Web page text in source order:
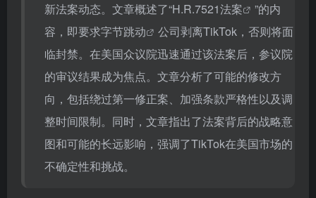
新法案动态。文章概述了“H.R.7521法案
”的内
容，即要求字节跳动
公司剥离TikTok，否则将面
临封禁。在美国众议院迅速通过该法案后，参议院
的审议结果成为焦点。文章分析了可能的修改方
向，包括绕过第一修正案、加强条款严格性以及调
整时间限制。同时，文章指出了法案背后的战略意
图和可能的长远影响，强调了TikTok在美国市场的
不确定性和挑战。